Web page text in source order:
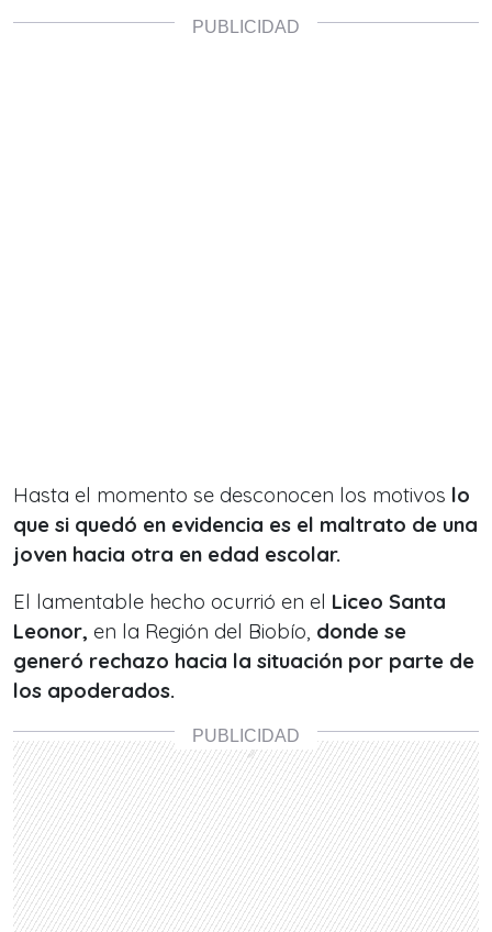
Hasta el momento se desconocen los motivos lo
que si quedó en evidencia es el maltrato de una
joven hacia otra en edad escolar.
El lamentable hecho ocurrió en el Liceo Santa
Leonor, en la Región del Biobío, donde se
generó rechazo hacia la situación por parte de
los apoderados.